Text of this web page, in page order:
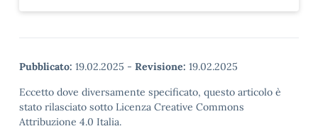
Pubblicato: 19.02.2025 - Revisione: 19.02.2025
Eccetto dove diversamente specificato, questo articolo è
stato rilasciato sotto Licenza Creative Commons
Attribuzione 4.0 Italia.